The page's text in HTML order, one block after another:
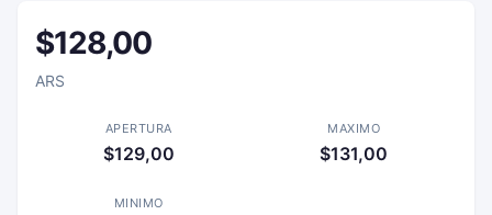
$128,00
ARS
APERTURA
$129,00
MAXIMO
$131,00
MINIMO